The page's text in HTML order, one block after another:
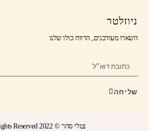
ניוזלטר
השארו מעודכנים, הרווח כולו שלנו
שליחה
נטלי סהר © All Rights Reserved 2022